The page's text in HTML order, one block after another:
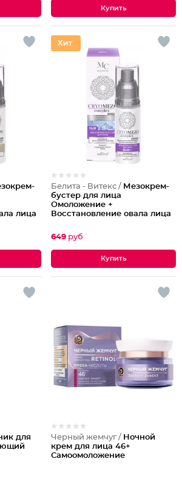
лица
Белита - Витекс / Мезокрем-
бустер для лица
Омоложение +
Восстановление овала лица
649 руб
для
Черный жемчуг / Ночной
крем для лица 46+
Самоомоложение